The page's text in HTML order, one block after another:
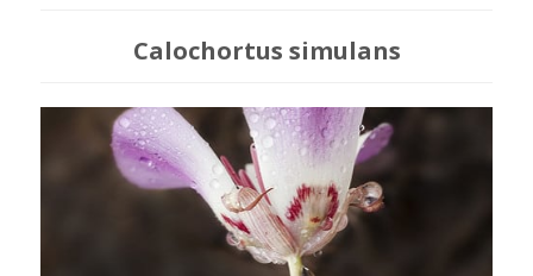
Calochortus simulans